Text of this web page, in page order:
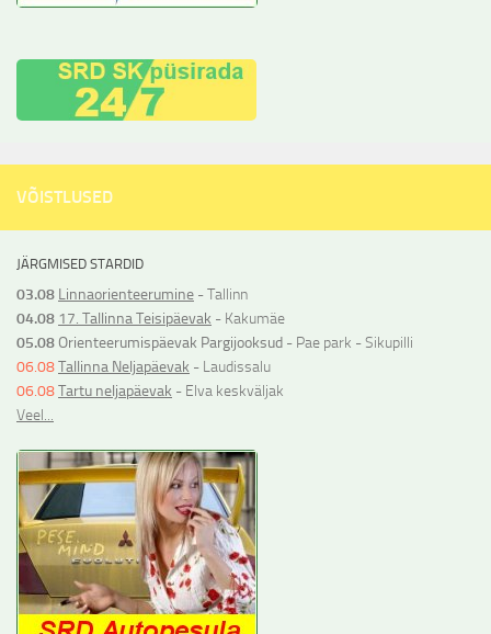
VÕISTLUSED
JÄRGMISED STARDID
03.08 Linnaorienteerumine - Tallinn
04.08 17. Tallinna Teisipäevak - Kakumäe
05.08 Orienteerumispäevak Pargijooksud - Pae park - Sikupilli
06.08Tallinna Neljapäevak - Laudissalu
06.08Tartu neljapäevak - Elva keskväljak
Veel...